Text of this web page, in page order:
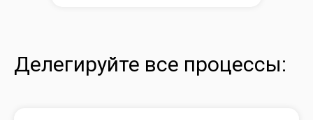
Делегируйте все процессы: